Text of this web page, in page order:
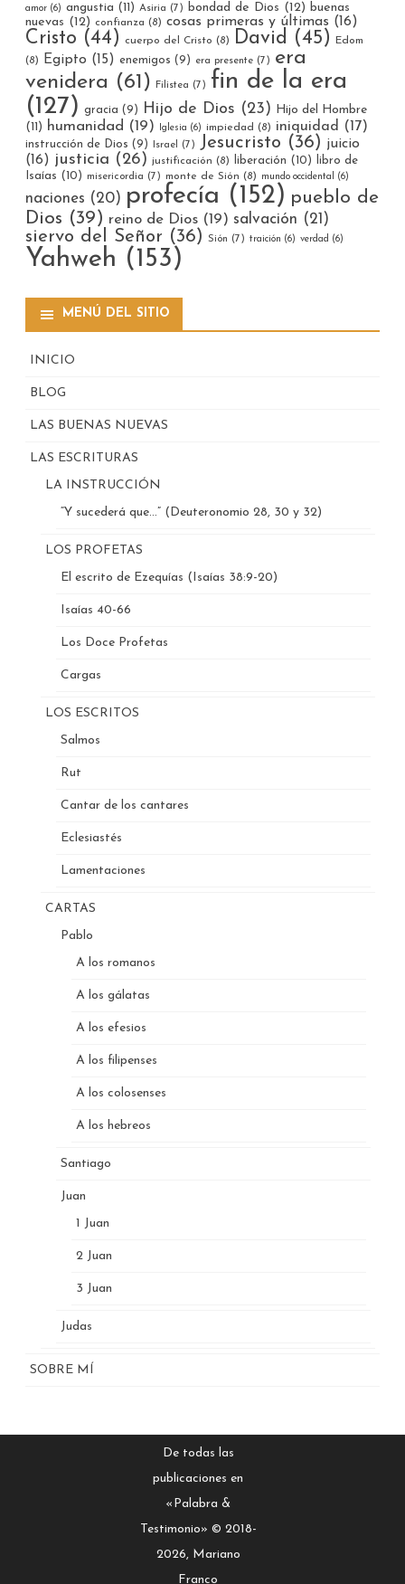
amor (6) angustia (11) Asiria (7) bondad de Dios (12) buenas
nuevas (12) confianza (8) cosas primeras y últimas (16)
Cristo (44) cuerpo del Cristo (8) David (45)
Edom
(8) Egipto (15) enemigos (9) era presente (7) era
venidera (61) Filistea (7) fin de la era
(127) gracia (9) Hijo de Dios (23)
Hijo del Hombre
(11)
humanidad (19) Iglesia (6) impiedad (8) iniquidad (17)
instrucción de Dios (9) Israel (7) Jesucristo (36) juicio
(16) justicia (26) justificación (8) liberación (10)
libro de
Isaías (10) misericordia (7) monte de Sión (8) mundo occidental (6)
naciones (20) profecía (152) pueblo de
Dios (39) reino de Dios (19) salvación (21)
siervo del Señor (36) Sión (7) traición (6) verdad (6)
Yahweh (153)
MENÚ DEL SITIO
INICIO
BLOG
LAS BUENAS NUEVAS
LAS ESCRITURAS
LA INSTRUCCIÓN
“Y sucederá que…” (Deuteronomio 28, 30 y 32)
LOS PROFETAS
El escrito de Ezequías (Isaías 38:9-20)
Isaías 40-66
Los Doce Profetas
Cargas
LOS ESCRITOS
Salmos
Rut
Cantar de los cantares
Eclesiastés
Lamentaciones
CARTAS
Pablo
A los romanos
A los gálatas
A los efesios
A los filipenses
A los colosenses
A los hebreos
Santiago
Juan
1 Juan
2 Juan
3 Juan
Judas
SOBRE MÍ
De todas las
publicaciones en
«Palabra &
Testimonio» © 2018-
2026, Mariano
Franco